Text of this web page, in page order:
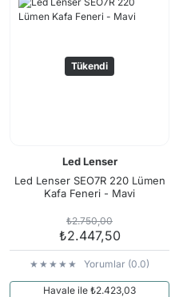
Tükendi
Led Lenser
Led Lenser SEO7R 220 Lümen
Kafa Feneri - Mavi
₺2.750,00
₺2.447,50
Yorumlar (0.0)
Havale ile ₺2.423,03